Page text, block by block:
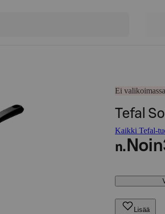
Ei valikoimassa
Tefal
Kaikki Tefal-
n. Noin
Lisää